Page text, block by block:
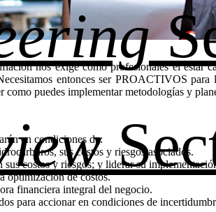
nos exige como profesionales el estar
entonces ser PROACTIVOS
como puedes implementar metodologías y
en condiciones de:
sus costos y riesgos asociados.
costos y riesgos; y liderar su
optimización de costos.
financiera integral del negocio.
para accionar en condiciones de